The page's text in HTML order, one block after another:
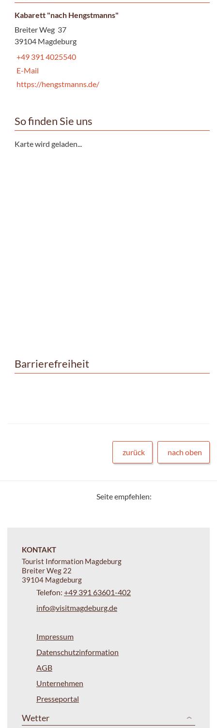
Kabarett "nach Hengstmanns"
Breiter Weg 37
39104 Magdeburg
+49 391 4025540
E-Mail
https://hengstmanns.de/
So finden Sie uns
Karte wird geladen...
Barrierefreiheit
zurück nach oben
Seite empfehlen:
KONTAKT
Tourist Information Magdeburg
Breiter Weg 22
39104 Magdeburg
Telefon: +49 391 63601-402
info@visitmagdeburg.de
Impressum
Datenschutzinformation
AGB
Unternehmen
Presseportal
Wetter